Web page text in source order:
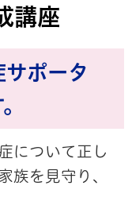
講座
ポータ
について正し
族を見守り、